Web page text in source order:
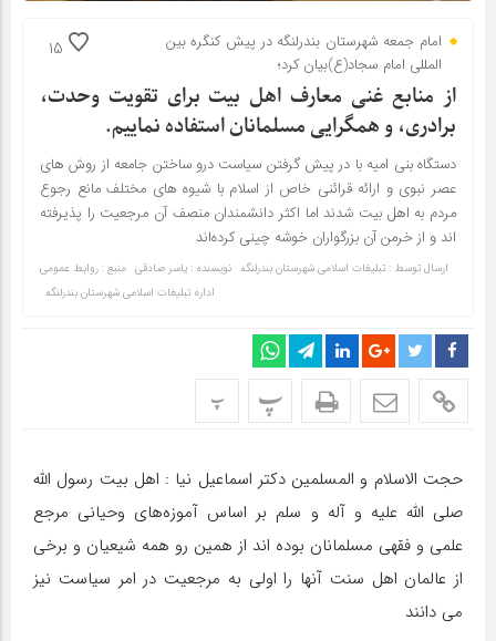
15
امام جمعه شهرستان بندرلنگه در پیش کنگره بین
المللی امام سجاد(ع)بیان کرد؛
از منابع غنی معارف اهل بیت برای تقویت وحدت،
برادری، و همگرایی مسلمانان استفاده نماییم.
دستگاه بنی امیه با در پیش گرفتن سیاست درو ساختن جامعه از روش های
عصر نبوی و ارائه قرائنی خاص از اسلام با شیوه های مختلف مانع رجوع
مردم به اهل بیت شدند اما اکثر دانشمندان منصف آن مرجعیت را پذیرفته
اند و از خرمن آن بزرگواران خوشه چینی کرده‌اند
ارسال توسط : تبلیغات اسلامی شهرستان بندرلنگه نویسنده : یاسر صادقی منبع : روابط عمومی
اداره تبلیغات اسلامی شهرستان بندرلنگه
پ پ
حجت الاسلام و المسلمین دکتر اسماعیل نیا : اهل بیت رسول الله
صلی الله علیه و آله و سلم بر اساس آموزه‌های وحیانی مرجع
علمی و فقهی مسلمانان بوده اند از همین رو همه شیعیان و برخی
از عالمان اهل سنت آنها را اولی به مرجعیت در امر سیاست نیز
می دانند